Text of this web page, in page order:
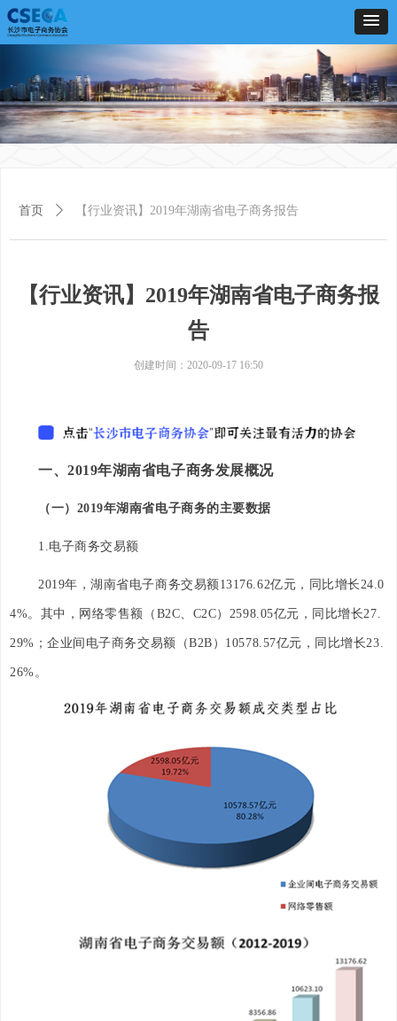
【行业资讯】2019年湖南省电子商务报
告
一、2019年湖南省电子商务发展概况
（一）2019年湖南省电子商务的主要数据
1.电子商务交易额
2019年，湖南省电子商务交易额13176.62亿元，同比增长24.0
4%。其中，网络零售额（B2C、C2C）2598.05亿元，同比增长27.
29%；企业间电子商务交易额（B2B）10578.57亿元，同比增长23.
26%。
首页 ꄲ 【行业资讯】2019年湖南省电子商务报告
创建时间： 2020-09-17 16:50